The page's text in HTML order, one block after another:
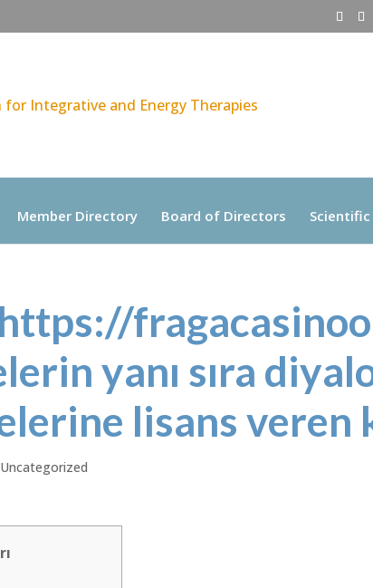
Member Directory Board of Directors Scientific
https://
yanı sıra
lisans
Uncategorized